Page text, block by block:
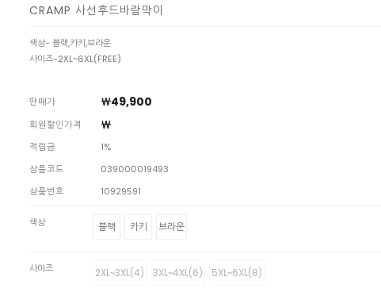
CRAMP 사선후드바람막이
색상- 블랙,카키,브라운
사이즈-2XL~6XL(FREE)
판매가 ￦49,900
회원할인가격 ￦
적립금
1%
상품코드
039000019493
상품번호
10929591
색상 블랙 카키 브라운
사이즈 2XL~3XL(4) 3XL~4XL(6) 5XL~6XL(8)